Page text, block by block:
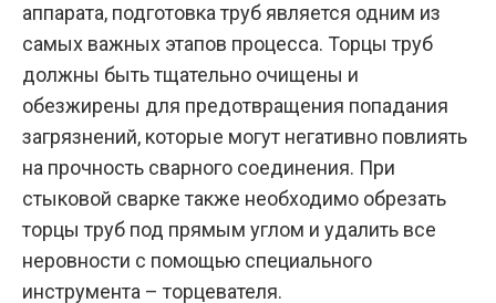
аппарата, подготовка труб является одним из
самых важных этапов процесса. Торцы труб
должны быть тщательно очищены и
обезжирены для предотвращения попадания
загрязнений, которые могут негативно повлиять
на прочность сварного соединения. При
стыковой сварке также необходимо обрезать
торцы труб под прямым углом и удалить все
неровности с помощью специального
инструмента – торцевателя.